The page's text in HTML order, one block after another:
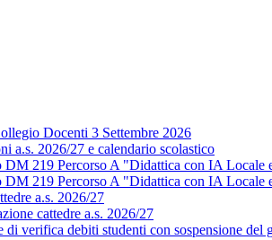
Docenti 3 Settembre 2026
a.s. 2026/27 e calendario scolastico
DM 219 Percorso A "Didattica con IA
DM 219 Percorso A "Didattica con IA
a.s. 2026/27
cattedre a.s. 2026/27
verifica debiti studenti con sospensione